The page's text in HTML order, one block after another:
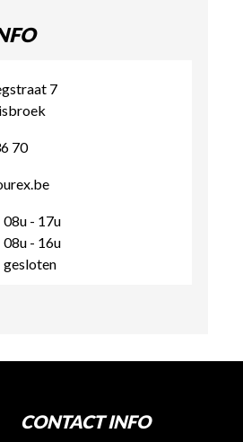
7
70
08u - 17u
08u - 16u
gesloten
CONTACT INFO